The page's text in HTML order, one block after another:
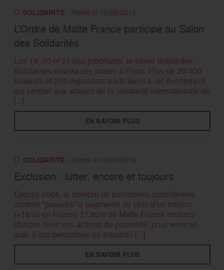
Covid-19
SOLIDARITÉ- Publié le 12/05/2016
L’Ordre de Malte France participe au Salon
des Solidarités
Les 19, 20 et 21 mai prochains, le 6ème Salon des
Solidarités ouvrira ses portes à Paris. Plus de 20 000
visiteurs et 250 exposants participent à cet évènement
qui permet aux acteurs de la solidarité internationale de
[...]
EN SAVOIR PLUS
SOLIDARITÉ- Publié le 02/03/2016
Exclusion : lutter, encore et toujours
Depuis 2004, le nombre de personnes considérées
comme "pauvres" a augmenté de plus d’un million
(+16%) en France. L'Ordre de Malte France renforce
chaque hiver ses actions de proximité, pour venir en
aide à ces personnes en situation [...]
EN SAVOIR PLUS